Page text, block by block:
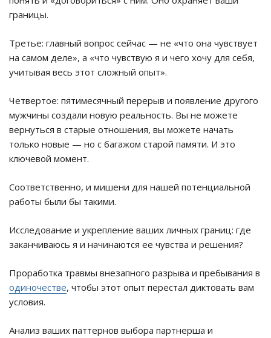
границы.
Третье: главный вопрос сейчас — не «что она чувствует
на самом деле», а «что чувствую я и чего хочу для себя,
учитывая весь этот сложный опыт».
Четвертое: пятимесячный перерыв и появление другого
мужчины создали новую реальность. Вы не можете
вернуться в старые отношения, вы можете начать
только новые — но с багажом старой памяти. И это
ключевой момент.
Соответственно, и мишени для нашей потенциальной
работы были бы такими.
Исследование и укрепление ваших личных границ: где
заканчиваюсь я и начинаются ее чувства и решения?
Проработка травмы внезапного разрыва и пребывания в
одиночестве, чтобы этот опыт перестал диктовать вам
условия.
Анализ ваших паттернов выбора партнерша и